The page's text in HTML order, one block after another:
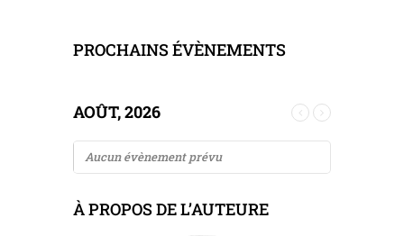
PROCHAINS ÉVÈNEMENTS
AOÛT, 2026
Aucun évènement prévu
À PROPOS DE L’AUTEURE